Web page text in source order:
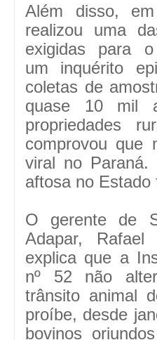
Além disso,
realizou uma
exigidas para o
um inquérito
coletas de
quase 10 mil
propriedades
comprovou que
viral no
aftosa no Estado
O gerente de
Adapar, Rafael
explica que a
nº 52 não
trânsito animal
proíbe, desde
bovinos